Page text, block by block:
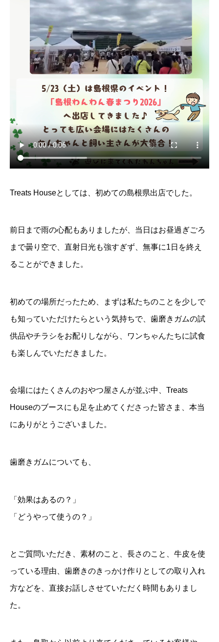
Treats Houseとしては、初めての島根県出店でした。
前日まで雨の心配もありましたが、当日はお昼過ぎごろ
まで曇り空で、直射日光も強すぎず、無事に1日を終え
ることができました。
初めての場所だったため、まずは私たちのことを少しで
も知っていただけたらという気持ちで、歯磨きガムの試
供品やチラシをお配りしながら、ワンちゃんたちに試食
も楽しんでいただきました。
会場にはたくさんのおやつ屋さんが並ぶ中、Treats
Houseのブースにも足を止めてくださった皆さま、本当
にありがとうございました。
歯磨きガムについても、
「効果はあるの？」
「どうやって使うの？」
とご質問いただき、素材のこと、長さのこと、牛皮を使
っている理由、歯磨きのきっかけ作りとしての取り入れ
方などを、直接お話しさせていただく時間もありまし
た。